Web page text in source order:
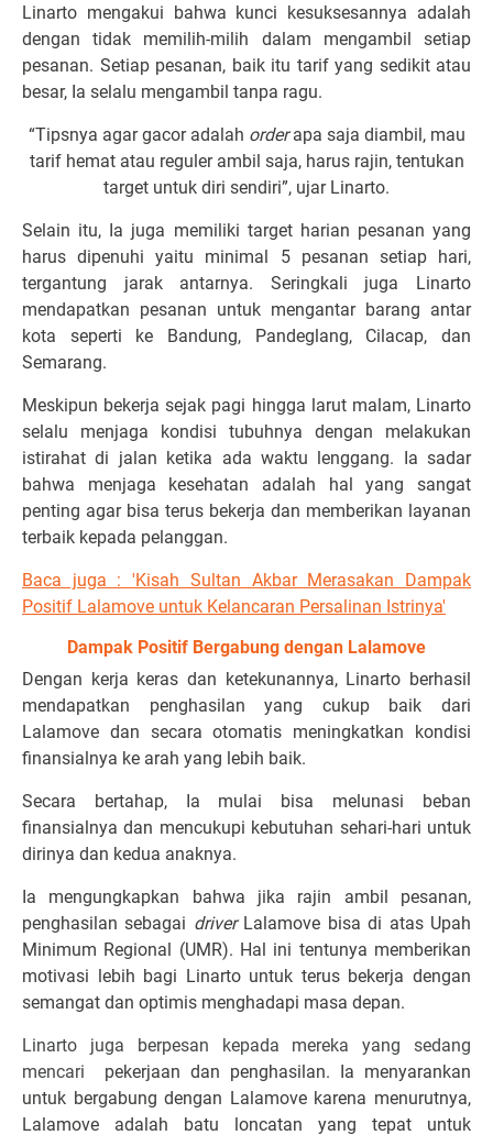
Linarto mengakui bahwa kunci kesuksesannya adalah
dengan tidak memilih-milih dalam mengambil setiap
pesanan. Setiap pesanan, baik itu tarif yang sedikit atau
besar, Ia selalu mengambil tanpa ragu.
“Tipsnya agar gacor adalah orderapa saja diambil, mau
tarif hemat atau reguler ambil saja, harus rajin, tentukan
target untuk diri sendiri”, ujar Linarto.
Selain itu, Ia juga memiliki target harian pesanan yang
harus dipenuhi yaitu minimal 5 pesanan setiap hari,
tergantung jarak antarnya. Seringkali juga Linarto
mendapatkan pesanan untuk mengantar barang antar
kota seperti ke Bandung, Pandeglang, Cilacap, dan
Semarang.
Meskipun bekerja sejak pagi hingga larut malam, Linarto
selalu menjaga kondisi tubuhnya dengan melakukan
istirahat di jalan ketika ada waktu lenggang. Ia sadar
bahwa menjaga kesehatan adalah hal yang sangat
penting agar bisa terus bekerja dan memberikan layanan
terbaik kepada pelanggan.
Baca juga : 'Kisah Sultan Akbar Merasakan Dampak
Positif Lalamove untuk Kelancaran Persalinan Istrinya'
Dampak Positif Bergabung dengan Lalamove
Dengan kerja keras dan ketekunannya, Linarto berhasil
mendapatkan penghasilan yang cukup baik dari
Lalamove dan secara otomatis meningkatkan kondisi
finansialnya ke arah yang lebih baik.
Secara bertahap, Ia mulai bisa melunasi beban
finansialnya dan mencukupi kebutuhan sehari-hari untuk
dirinya dan kedua anaknya.
Ia mengungkapkan bahwa jika rajin ambil pesanan,
penghasilan sebagai driverLalamove bisa di atas Upah
Minimum Regional (UMR). Hal ini tentunya memberikan
motivasi lebih bagi Linarto untuk terus bekerja dengan
semangat dan optimis menghadapi masa depan.
Linarto juga berpesan kepada mereka yang sedang
mencari
pekerjaan dan penghasilan. Ia menyarankan
untuk bergabung dengan Lalamove karena menurutnya,
Lalamove adalah batu loncatan yang tepat untuk